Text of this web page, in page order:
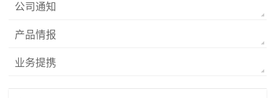
公司通知
产品情报
业务提携